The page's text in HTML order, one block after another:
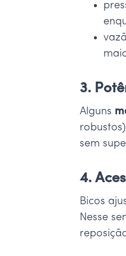
3.
Alguns
sem
4.
Bicos
Nesse